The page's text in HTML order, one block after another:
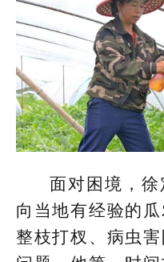
面对困境，
向当地有经验的
整枝打杈、病虫